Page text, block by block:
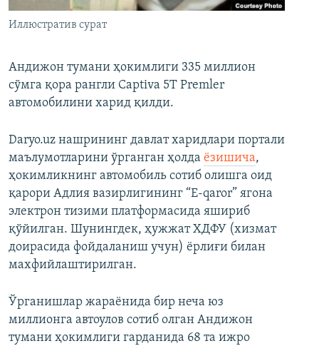
Иллюстратив сурат
Андижон тумани ҳокимлиги 335 миллион
сўмга қора рангли Captiva 5T Premler
автомобилини харид қилди.
Daryo.uz нашрининг давлат харидлари портали
маълумотларини ўрганган ҳолда ёзишича,
ҳокимликнинг автомобиль сотиб олишга оид
қарори Адлия вазирлигининг “E-qaror” ягона
электрон тизими платформасида яшириб
қўйилган. Шунингдек, ҳужжат ХДФУ (хизмат
доирасида фойдаланиш учун) ёрлиғи билан
махфийлаштирилган.
Ўрганишлар жараёнида бир неча юз
миллионга автоулов сотиб олган Андижон
тумани ҳокимлиги гарданида 68 та ижро